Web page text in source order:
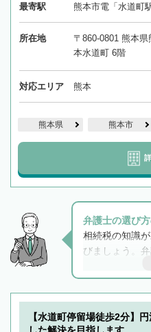
最寄駅 熊本市電「水道町
所在地
〒860-0801 熊本
本水道町 6階
対応エリア 熊本
熊本県 熊本市
弁護士の選び
相続税の知識
びましょう。
と他士業との
解決のみなら
できます。ま
でフィーリン
で複数の弁護
【水道町停留場徒歩2分】